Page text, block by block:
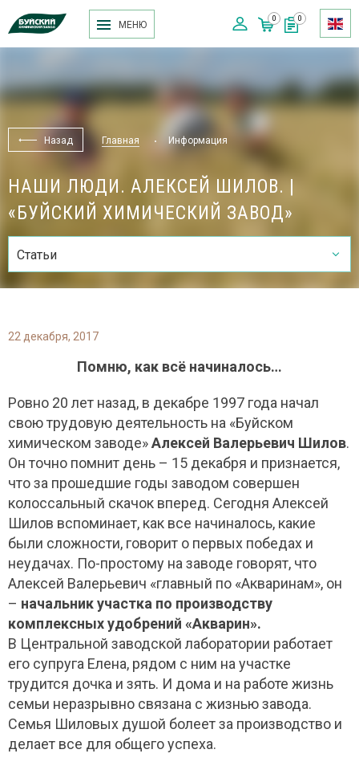
МЕНЮ
0 0
Назад Главная Информация
НАШИ ЛЮДИ. АЛЕКСЕЙ ШИЛОВ. |
«БУЙСКИЙ ХИМИЧЕСКИЙ ЗАВОД»
Статьи
22 декабря, 2017
Помню, как всё начиналось…
Ровно 20 лет назад, в декабре 1997 года начал
свою трудовую деятельность на «Буйском
химическом заводе»Алексей Валерьевич Шилов.
Он точно помнит день – 15 декабря и признается,
что за прошедшие годы заводом совершен
колоссальный скачок вперед. Сегодня Алексей
Шилов вспоминает, как все начиналось, какие
были сложности, говорит о первых победах и
неудачах. По-простому на заводе говорят, что
Алексей Валерьевич «главный по «Акваринам», он
– начальник участка по производству
комплексных удобрений «Акварин».
В Центральной заводской лаборатории работает
его супруга Елена, рядом с ним на участке
трудится дочка и зять. И дома и на работе жизнь
семьи неразрывно связана с жизнью завода.
Семья Шиловых душой болеет за производство и
делает все для общего успеха.